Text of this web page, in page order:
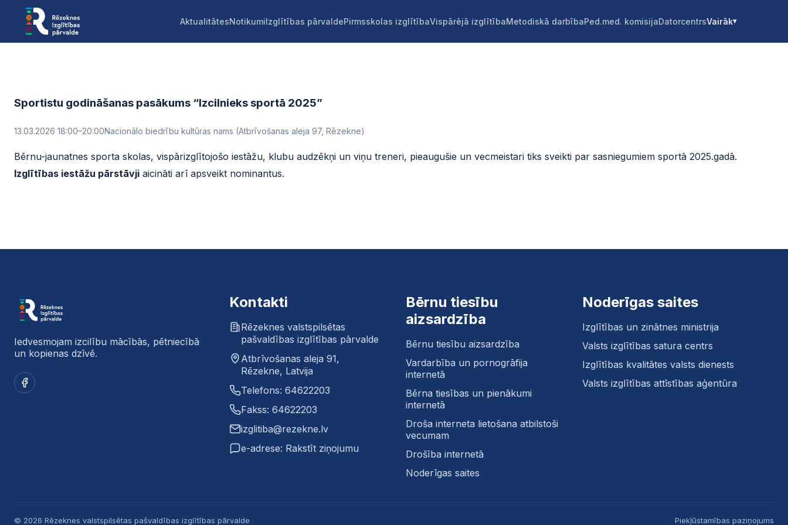
AktualitātesNotikumiIzglītības pārvaldePirmsskolas izglītībaVispārējā izglītībaMetodiskā darbībaPed.med. komisijaDatorcentrsVairāk
Sportistu godināšanas pasākums “Izcilnieks sportā 2025”
13.03.2026 18:00–20:00Nacionālo biedrību kultūras nams (Atbrīvošanas aleja 97, Rēzekne)
Bērnu-jaunatnes sporta skolas, vispārizglītojošo iestāžu, klubu audzēkņi un viņu treneri, pieaugušie un vecmeistari tiks sveikti par sasniegumiem sportā 2025.gadā.
Izglītības iestāžu pārstāvji aicināti arī apsveikt nominantus.
Iedvesmojam izcilību mācībās, pētniecībā
un kopienas dzīvē.
Facebook
Kontakti
Rēzeknes valstspilsētas
pašvaldības izglītības pārvalde
Atbrīvošanas aleja 91,
Rēzekne, Latvija
Telefons: 64622203
Fakss: 64622203
izglitiba@rezekne.lv
e-adrese: Rakstīt ziņojumu
Bērnu tiesību
aizsardzība
Bērnu tiesību aizsardzība
Vardarbība un pornogrāfija
internetā
Bērna tiesības un pienākumi
internetā
Droša interneta lietošana atbilstoši
vecumam
Drošība internetā
Noderīgas saites
Noderīgas saites
Izglītības un zinātnes ministrija
Valsts izglītības satura centrs
Izglītības kvalitātes valsts dienests
Valsts izglītības attīstības aģentūra
© 2026 Rēzeknes valstspilsētas pašvaldības izglītības pārvalde Piekļūstamības paziņojums